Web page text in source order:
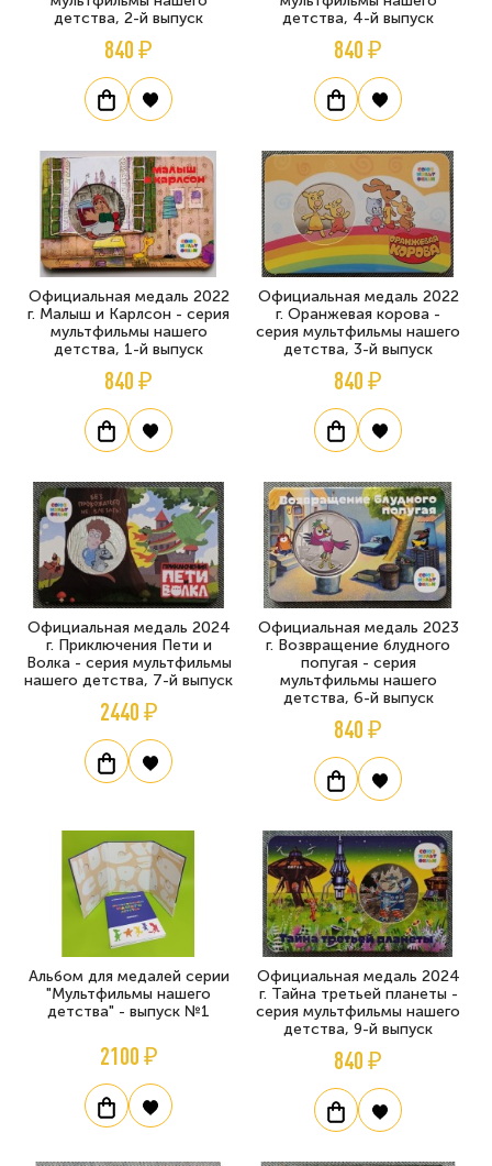
детства, 2-й выпуск
840 ₽
детства, 4-й выпуск
840 ₽
Официальная медаль 2022
г. Малыш и Карлсон - серия
мультфильмы нашего
детства, 1-й выпуск
840 ₽
Официальная медаль 2022
г. Оранжевая корова -
серия мультфильмы нашего
детства, 3-й выпуск
840 ₽
Официальная медаль 2024
г. Приключения Пети и
Волка - серия мультфильмы
нашего детства, 7-й выпуск
2440 ₽
Официальная медаль 2023
г. Возвращение блудного
попугая - серия
мультфильмы нашего
детства, 6-й выпуск
840 ₽
Альбом для медалей серии
"Мультфильмы нашего
детства" - выпуск №1
2100 ₽
Официальная медаль 2024
г. Тайна третьей планеты -
серия мультфильмы нашего
детства, 9-й выпуск
840 ₽